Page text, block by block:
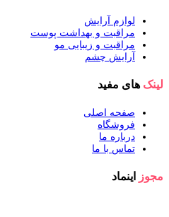
لوازم آرایش
مراقبت و بهداشت پوست
مراقبت و زیبایی مو
آرایش چشم
لینک های مفید
صفحه اصلی
فروشگاه
درباره ما
تماس با ما
مجوز اینماد